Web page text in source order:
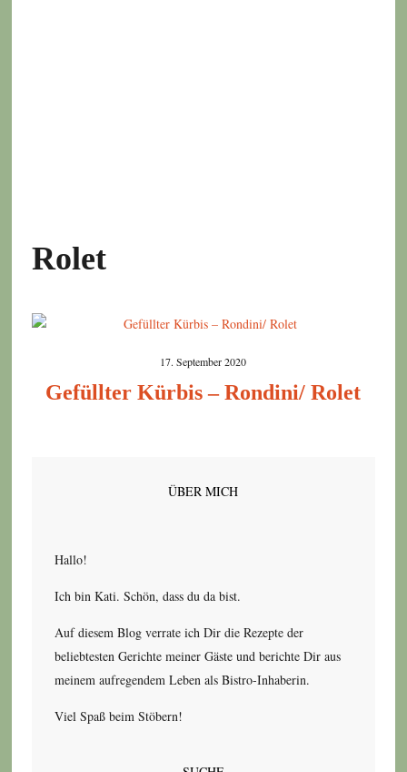
Rolet
17. September 2020
Gefüllter Kürbis – Rondini/ Rolet
ÜBER MICH
Hallo!
Ich bin Kati. Schön, dass du da bist.
Auf diesem Blog verrate ich Dir die Rezepte der
beliebtesten Gerichte meiner Gäste und berichte Dir aus
meinem aufregendem Leben als Bistro-Inhaberin.
Viel Spaß beim Stöbern!